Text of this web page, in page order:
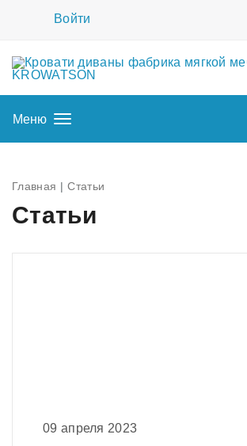
Войти
Меню
Главная Статьи
Статьи
09 апреля 2023